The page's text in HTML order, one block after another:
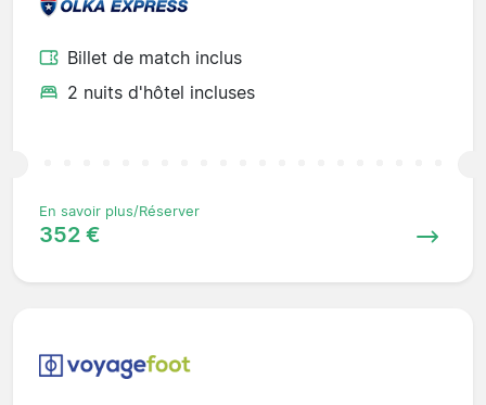
Billet de match inclus
2 nuits d'hôtel incluses
En savoir plus/Réserver
352 €